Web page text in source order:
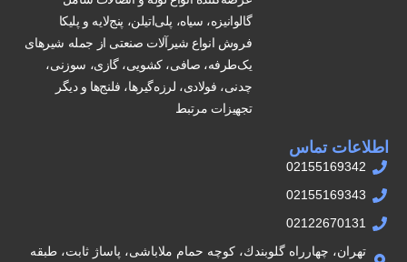
گالوانیزه، سیاه، پلی‌اتیلن، پنج‌لایه و پلیکا
فروش انواع شیرآلات صنعتی از جمله شیرهای
یک‌طرفه، صافی، کشویی، گازی، سوزنی،
چدنی، فولادی، لرزه‌گیرها، فلنج‌ها و دیگر
تجهیزات مرتبط
اطلاعات تماس
02155169342
02155169343
02122670131
تهران، چهارراه گلوبندك، كوچه حمام ملاباشى، پاساژ ثابت، طبقه